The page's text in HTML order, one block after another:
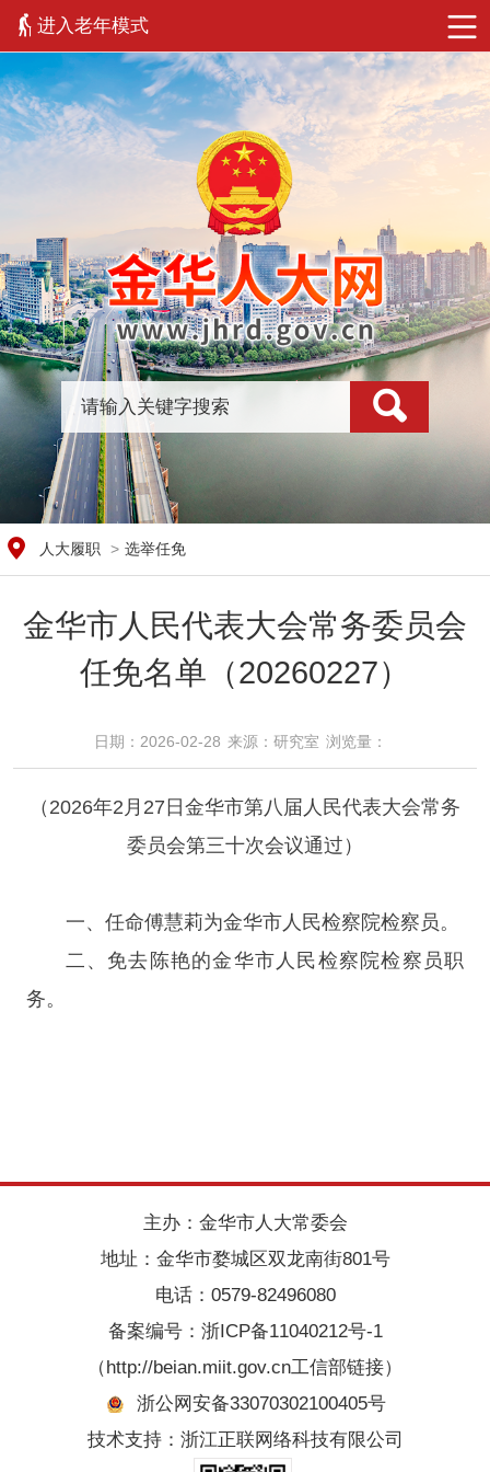
进入老年模式
人大履职 > 选举任免
金华市人民代表大会常务委员会
任免名单（20260227）
日期：2026-02-28 来源：研究室 浏览量：​
（2026年2月27日金华市第八届人民代表大会常务
委员会第三十次会议通过）
一、任命傅慧莉为金华市人民检察院检察员。
二、免去陈艳的金华市人民检察院检察员职
务。
主办：金华市人大常委会
地址：金华市婺城区双龙南街801号
电话：0579-82496080
备案编号： 浙ICP备11040212号-1
（http://beian.miit.gov.cn工信部链接）
浙公网安备33070302100405号
技术支持：浙江正联网络科技有限公司